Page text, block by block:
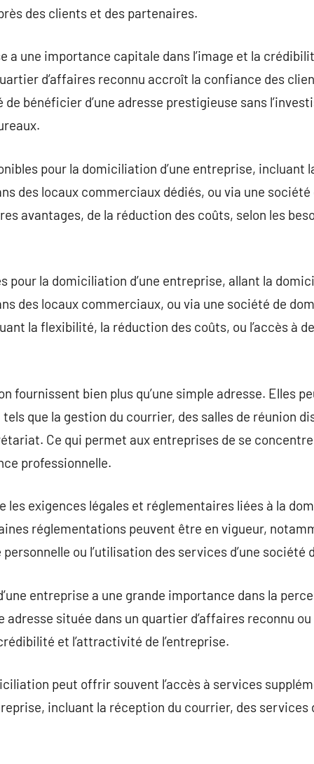
des clients et des partenaires.
a une importance capitale dans l’image et la
d’affaires reconnu accroît la confiance des
bénéficier d’une adresse prestigieuse sans
pour la domiciliation d’une entreprise, incluant
des locaux commerciaux dédiés, ou via une
avantages, de la réduction des coûts, selon les
pour la domiciliation d’une entreprise, allant la
des locaux commerciaux, ou via une société de
la flexibilité, la réduction des coûts, ou l’accès à
fournissent bien plus qu’une simple adresse. Elles
que la gestion du courrier, des salles de réunion
Ce qui permet aux entreprises de se
professionnelle.
les exigences légales et réglementaires liées à la
réglementations peuvent être en vigueur,
ou l’utilisation des services d’une société
entreprise a une grande importance dans la
située dans un quartier d’affaires reconnu
et l’attractivité de l’entreprise.
peut offrir souvent l’accès à services
incluant la réception du courrier, des services